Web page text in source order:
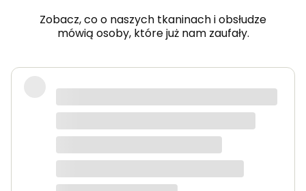
Zobacz, co o naszych tkaninach i obsłudze
mówią osoby, które już nam zaufały.
Bardzo dobra jakość tkanin, kolory
dokładnie takie jak na zdjęciach.
Zamówienie przyszło szybko i było
Anna K.